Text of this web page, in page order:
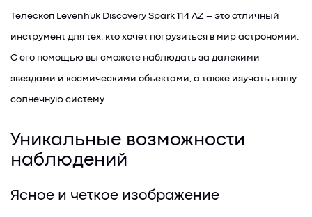
Телескоп Levenhuk Discovery Spark 114 AZ – это отличный
инструмент для тех, кто хочет погрузиться в мир астрономии.
С его помощью вы сможете наблюдать за далекими
звездами и космическими объектами, а также изучать нашу
солнечную систему.
Уникальные возможности
наблюдений
Ясное и четкое изображение